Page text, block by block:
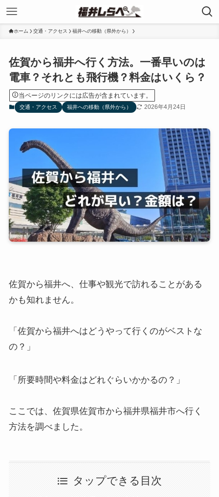
ホーム 交通・アクセス 福井への移動（県外から）
佐賀から福井へ行く方法。一番早いのは
電車？それとも飛行機？料金はいくら？
当ページのリンクには広告が含まれています。
交通・アクセス 福井への移動（県外から） 2026年4月24日
佐賀から福井へ、仕事や観光で訪れることがある
かも知れません。
「佐賀から福井へはどうやって行くのがベストな
の？」
「所要時間や料金はどれぐらいかかるの？」
ここでは、佐賀県佐賀市から福井県福井市へ行く
方法を調べました。
タップできる目次